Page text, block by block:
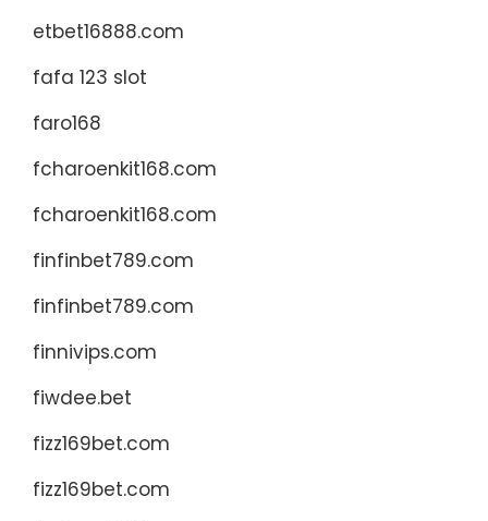
etbet16888.com
fafa 123 slot
faro168
fcharoenkit168.com
fcharoenkit168.com
finfinbet789.com
finfinbet789.com
finnivips.com
fiwdee.bet
fizz169bet.com
fizz169bet.com